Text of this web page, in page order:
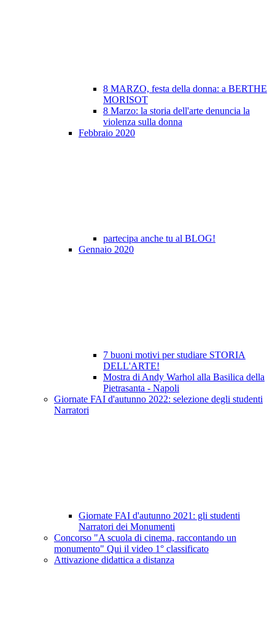
8 MARZO, festa della donna: a BERTHE
MORISOT
8 Marzo: la storia dell'arte denuncia la
violenza sulla donna
Febbraio 2020
partecipa anche tu al BLOG!
Gennaio 2020
7 buoni motivi per studiare STORIA
DELL'ARTE!
Mostra di Andy Warhol alla Basilica della
Pietrasanta - Napoli
Giornate FAI d'autunno 2022: selezione degli studenti
Narratori
Giornate FAI d'autunno 2021: gli studenti
Narratori dei Monumenti
Concorso "A scuola di cinema, raccontando un
monumento" Qui il video 1° classificato
Attivazione didattica a distanza